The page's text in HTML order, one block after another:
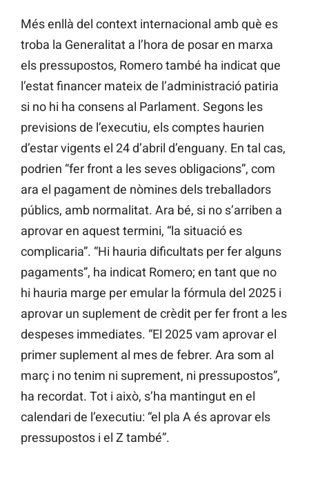
Més enllà del context internacional amb què es
troba la Generalitat a l’hora de posar en marxa
els pressupostos, Romero també ha indicat que
l’estat financer mateix de l’administració patiria
si no hi ha consens al Parlament. Segons les
previsions de l’executiu, els comptes haurien
d’estar vigents el 24 d’abril d’enguany. En tal cas,
podrien “fer front a les seves obligacions”, com
ara el pagament de nòmines dels treballadors
públics, amb normalitat. Ara bé, si no s’arriben a
aprovar en aquest termini, “la situació es
complicaria”. “Hi hauria dificultats per fer alguns
pagaments”, ha indicat Romero; en tant que no
hi hauria marge per emular la fórmula del 2025 i
aprovar un suplement de crèdit per fer front a les
despeses immediates. “El 2025 vam aprovar el
primer suplement al mes de febrer. Ara som al
març i no tenim ni suprement, ni pressupostos”,
ha recordat. Tot i això, s’ha mantingut en el
calendari de l’executiu: “el pla A és aprovar els
pressupostos i el Z també”.